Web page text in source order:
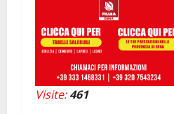
Visite: 461